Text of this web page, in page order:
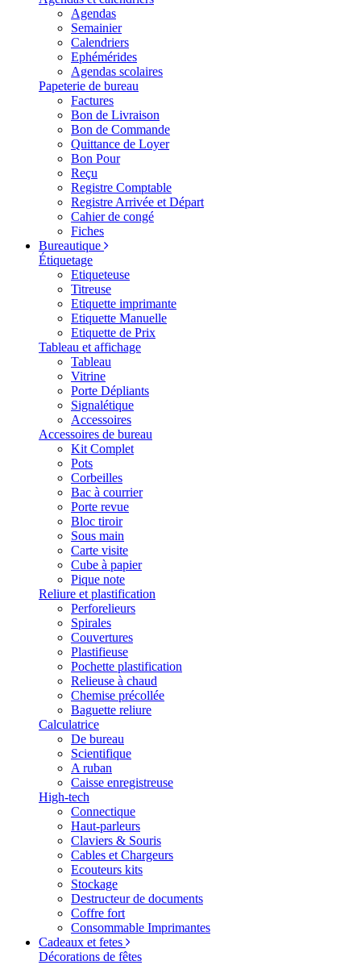
Agendas
Semainier
Calendriers
Ephémérides
Agendas scolaires
Papeterie de bureau
Factures
Bon de Livraison
Bon de Commande
Quittance de Loyer
Bon Pour
Reçu
Registre Comptable
Registre Arrivée et Départ
Cahier de congé
Fiches
Bureautique
Étiquetage
Etiqueteuse
Titreuse
Etiquette imprimante
Etiquette Manuelle
Etiquette de Prix
Tableau et affichage
Tableau
Vitrine
Porte Dépliants
Signalétique
Accessoires
Accessoires de bureau
Kit Complet
Pots
Corbeilles
Bac à courrier
Porte revue
Bloc tiroir
Sous main
Carte visite
Cube à papier
Pique note
Reliure et plastification
Perforelieurs
Spirales
Couvertures
Plastifieuse
Pochette plastification
Relieuse à chaud
Chemise précollée
Baguette reliure
Calculatrice
De bureau
Scientifique
A ruban
Caisse enregistreuse
High-tech
Connectique
Haut-parleurs
Claviers & Souris
Cables et Chargeurs
Ecouteurs kits
Stockage
Destructeur de documents
Coffre fort
Consommable Imprimantes
Cadeaux et fetes
Décorations de fêtes